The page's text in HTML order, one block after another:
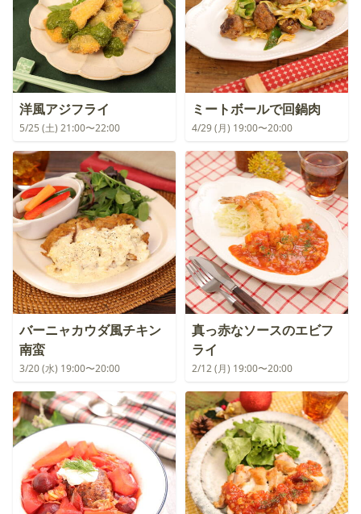
洋風アジフライ
5/25 (土) 21:00〜22:00
ミートボールで回鍋肉
4/29 (月) 19:00〜20:00
バーニャカウダ風チキン
南蛮
3/20 (水) 19:00〜20:00
真っ赤なソースのエビフ
ライ
2/12 (月) 19:00〜20:00